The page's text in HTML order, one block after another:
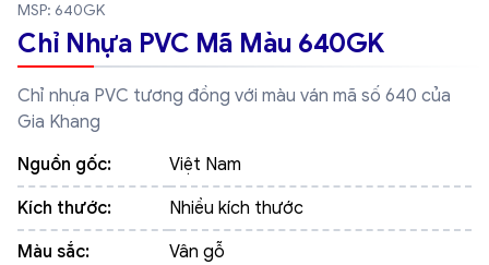
MSP: 640GK
Chỉ Nhựa PVC Mã Màu 640GK
Chỉ nhựa PVC tương đồng với màu ván mã số 640 của
Gia Khang
Nguồn gốc:
Việt Nam
Kích thước:
Nhiều kích thước
Màu sắc:
Vân gỗ